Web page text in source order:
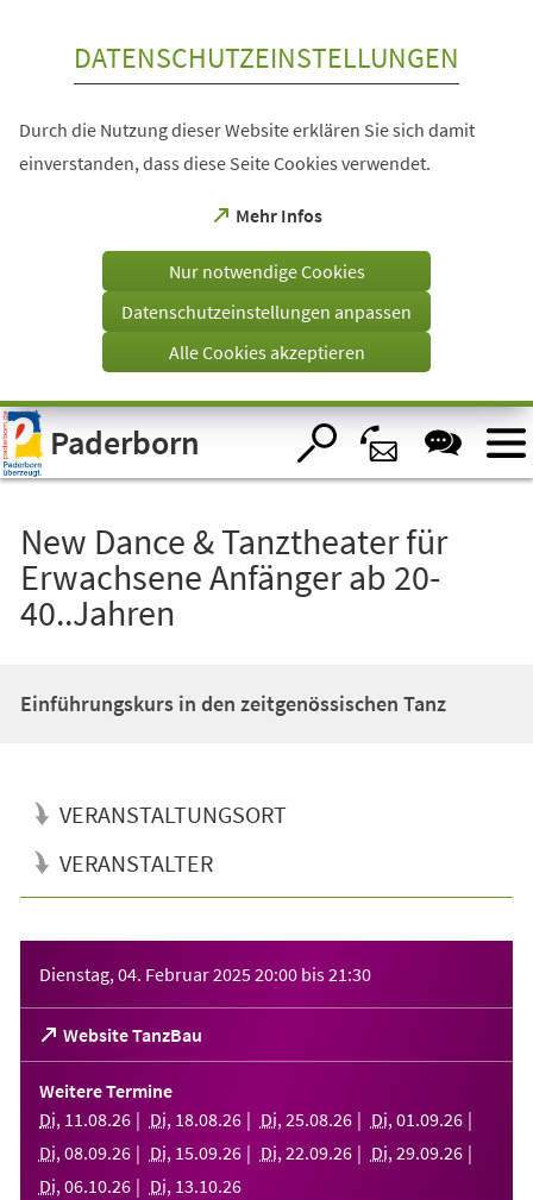
Visuelle
Assistenzsoftware
öffnen.
DATENSCHUTZEINSTELLUNGEN
Durch die Nutzung dieser Website erklären Sie sich damit
einverstanden, dass diese Seite Cookies verwendet.
Mehr Infos
(Öffnet
einem
Tab)
Nur notwendige Cookies
Datenschutzeinstellungen anpassen
Alle Cookies akzeptieren
Paderborn
New Dance & Tanztheater für
Erwachsene Anfänger ab 20-
40..Jahren
Einführungskurs in den zeitgenössischen Tanz
VERANSTALTUNGSORT
VERANSTALTER
Dienstag, 04. Februar 202520:00 bis21:30
Website TanzBau
(Öffnet
in
einem
neuen
Tab)
Weitere Termine
Di, 11 .08.26 Di, 18.08.26 Di, 25.08.26 Di, 01 .09.26
Di, 08.09.26 Di, 15.09.26 Di, 22.09.26 Di, 29.09.26
Di, 06.10.26 Di, 13.10.26